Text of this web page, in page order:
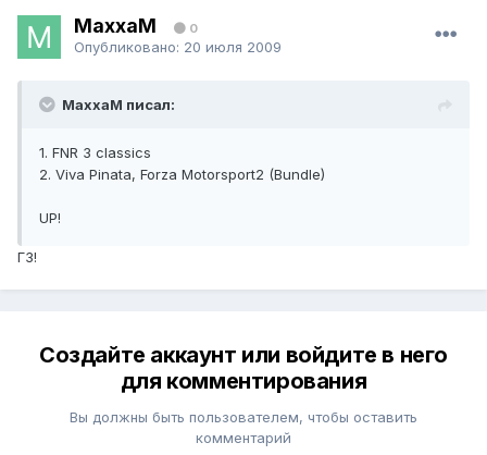
MaxxaM 0
Опубликовано: 20 июля 2009
MaxxaM писал:
1. FNR 3 classics
2. Viva Pinata, Forza Motorsport2 (Bundle)
UP!
ГЗ!
Создайте аккаунт или войдите в него
для комментирования
Вы должны быть пользователем, чтобы оставить
комментарий